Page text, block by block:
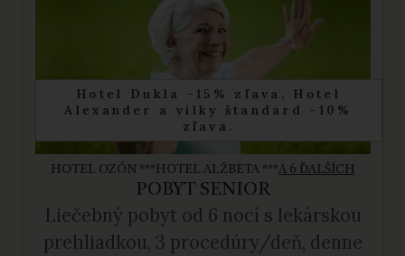
Hotel Dukla -15% zľava, Hotel
Alexander a vilky štandard -10%
zľava.
HOTEL OZÓN ***HOTEL ALŽBETA ***A 6 ĎALŠÍCH
POBYT SENIOR
Liečebný pobyt od 6 nocí s lekárskou
prehliadkou, 3 procedúry/deň, denne